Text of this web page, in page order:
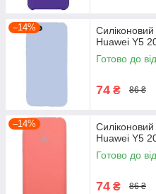
–14%
Huawei Y5
Готово до
74 ₴ 86 ₴
–14%
Huawei Y5
Готово до
74 ₴ 86 ₴